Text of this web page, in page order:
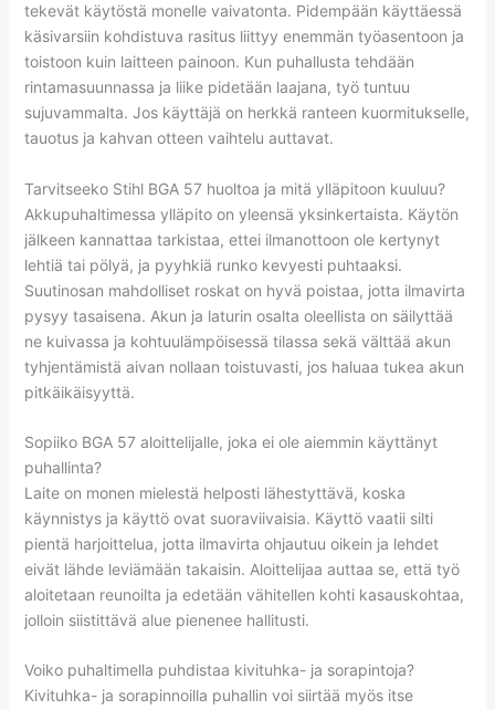
tekevät käytöstä monelle vaivatonta. Pidempään käyttäessä
käsivarsiin kohdistuva rasitus liittyy enemmän työasentoon ja
toistoon kuin laitteen painoon. Kun puhallusta tehdään
rintamasuunnassa ja liike pidetään laajana, työ tuntuu
sujuvammalta. Jos käyttäjä on herkkä ranteen kuormitukselle,
tauotus ja kahvan otteen vaihtelu auttavat.
Tarvitseeko Stihl BGA 57 huoltoa ja mitä ylläpitoon kuuluu?
Akkupuhaltimessa ylläpito on yleensä yksinkertaista. Käytön
jälkeen kannattaa tarkistaa, ettei ilmanottoon ole kertynyt
lehtiä tai pölyä, ja pyyhkiä runko kevyesti puhtaaksi.
Suutinosan mahdolliset roskat on hyvä poistaa, jotta ilmavirta
pysyy tasaisena. Akun ja laturin osalta oleellista on säilyttää
ne kuivassa ja kohtuulämpöisessä tilassa sekä välttää akun
tyhjentämistä aivan nollaan toistuvasti, jos haluaa tukea akun
pitkäikäisyyttä.
Sopiiko BGA 57 aloittelijalle, joka ei ole aiemmin käyttänyt
puhallinta?
Laite on monen mielestä helposti lähestyttävä, koska
käynnistys ja käyttö ovat suoraviivaisia. Käyttö vaatii silti
pientä harjoittelua, jotta ilmavirta ohjautuu oikein ja lehdet
eivät lähde leviämään takaisin. Aloittelijaa auttaa se, että työ
aloitetaan reunoilta ja edetään vähitellen kohti kasauskohtaa,
jolloin siistittävä alue pienenee hallitusti.
Voiko puhaltimella puhdistaa kivituhka- ja sorapintoja?
Kivituhka- ja sorapinnoilla puhallin voi siirtää myös itse